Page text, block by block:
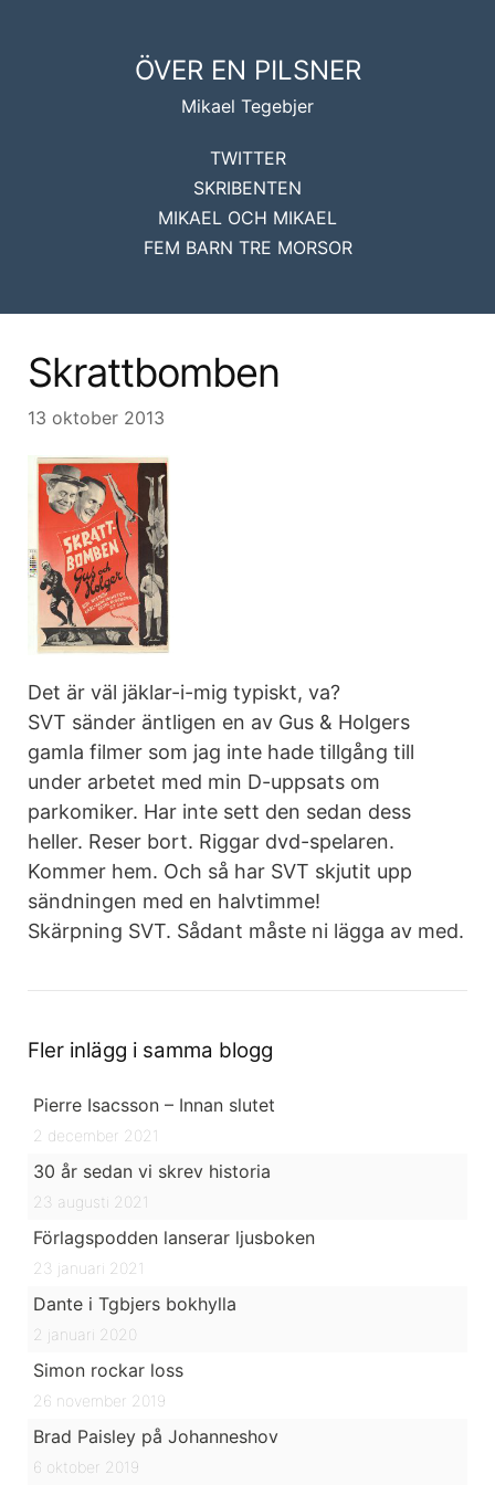
ÖVER EN PILSNER
Mikael Tegebjer
TWITTER
SKRIBENTEN
MIKAEL OCH MIKAEL
FEM BARN TRE MORSOR
Skrattbomben
13 oktober 2013
Det är väl jäklar-i-mig typiskt, va?
SVT sänder äntligen en av Gus & Holgers
gamla filmer som jag inte hade tillgång till
under arbetet med min D-uppsats om
parkomiker. Har inte sett den sedan dess
heller. Reser bort. Riggar dvd-spelaren.
Kommer hem. Och så har SVT skjutit upp
sändningen med en halvtimme!
Skärpning SVT. Sådant måste ni lägga av med.
Fler inlägg i samma blogg
Pierre Isacsson – Innan slutet
2 december 2021
30 år sedan vi skrev historia
23 augusti 2021
Förlagspodden lanserar ljusboken
23 januari 2021
Dante i Tgbjers bokhylla
2 januari 2020
Simon rockar loss
26 november 2019
Brad Paisley på Johanneshov
6 oktober 2019